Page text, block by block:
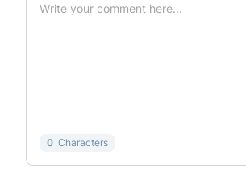
-
-
0 Characters